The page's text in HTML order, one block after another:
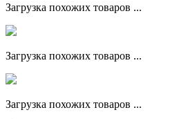
Загрузка похожих товаров ...
Загрузка похожих товаров ...
Загрузка похожих товаров ...